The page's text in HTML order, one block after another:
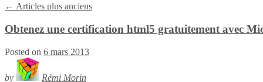
← Articles plus anciens
Obtenez une certification html5 gratuitement avec
Posted on 6 mars 2013
by
Rémi Morin